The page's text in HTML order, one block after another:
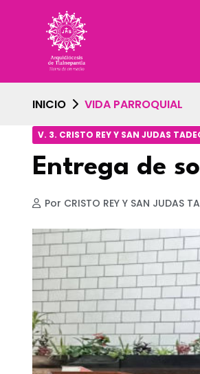
INICIO VIDA PARROQUIAL
V. 3. CRISTO REY Y SAN JUDAS
Entrega de
Por CRISTO REY Y SAN JUDAS